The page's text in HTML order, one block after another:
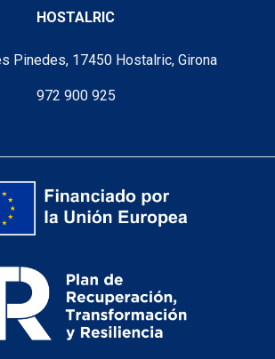
HOSTALRIC
Pinedes, 17450 Hostalric, Girona
972 900 925